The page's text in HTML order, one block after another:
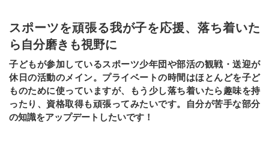
スポーツを頑張る我が子を応援、落ち着いた
ら自分磨きも視野に
子どもが参加しているスポーツ少年団や部活の観戦・送迎が
休日の活動のメイン。プライベートの時間はほとんどを子ど
ものために使っていますが、もう少し落ち着いたら趣味を持
ったり、資格取得も頑張ってみたいです。自分が苦手な部分
の知識をアップデートしたいです！